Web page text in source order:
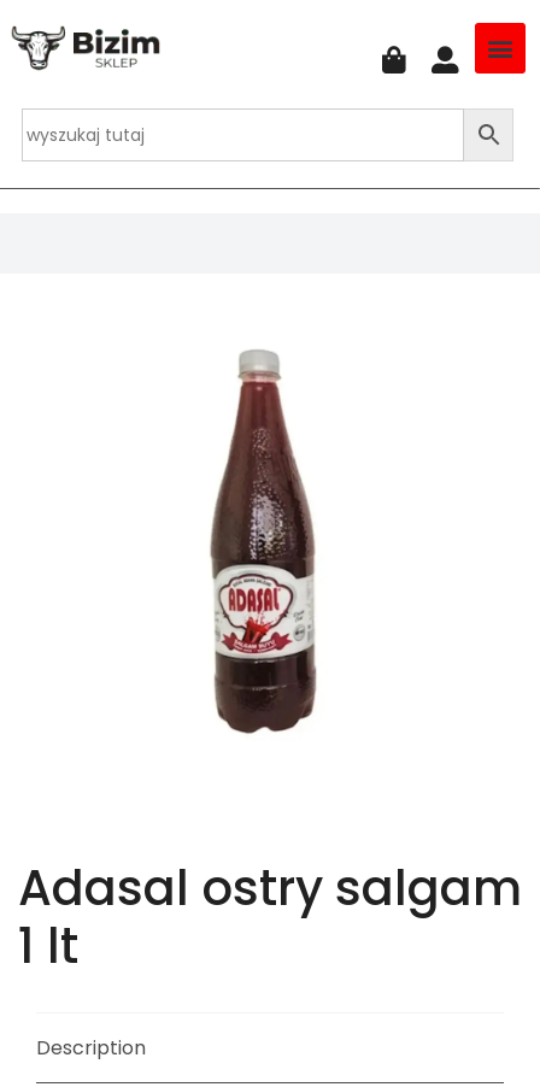
Adasal ostry salgam
1 lt
Description